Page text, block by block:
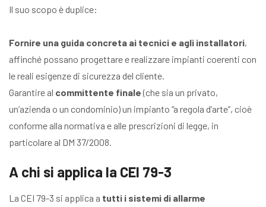
Il suo scopo è duplice:
Fornire una guida concreta ai tecnici e agli installatori,
affinché possano progettare e realizzare impianti coerenti con
le reali esigenze di sicurezza del cliente.
Garantire al committente finale(che sia un privato,
un’azienda o un condominio) un impianto “a regola d’arte”, cioè
conforme alla normativa e alle prescrizioni di legge, in
particolare al DM 37/2008.
A chi si applica la CEI 79-3
La CEI 79-3 si applica a tutti i sistemi di allarme